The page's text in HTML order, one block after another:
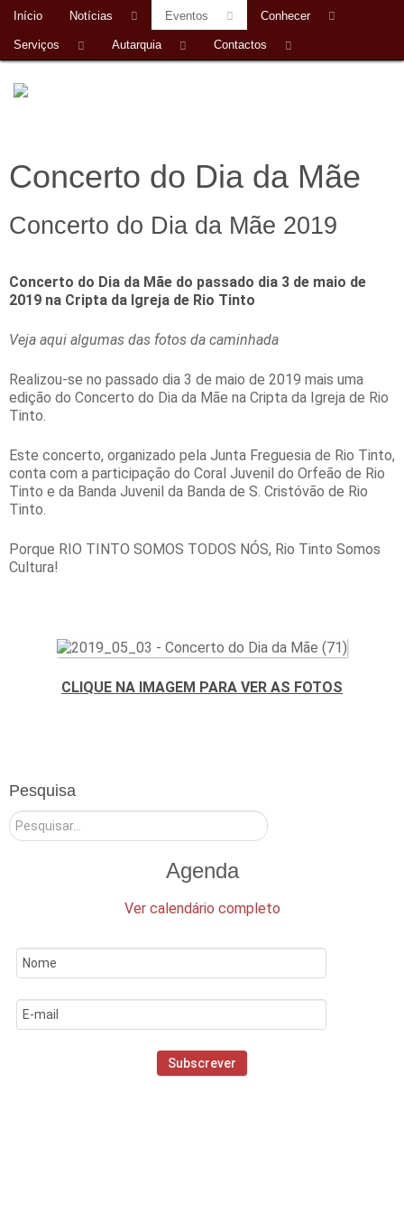
Início Notícias Eventos Conhecer
Serviços Autarquia Contactos
Pesquisa
Pesquisar
Agenda
Ver calendário completo
Concerto do Dia da Mãe
Concerto do Dia da Mãe 2019
Concerto do Dia da Mãe do passado dia 3 de maio de
2019 na Cripta da Igreja de Rio Tinto
Veja aqui algumas das fotos da caminhada
Realizou-se no passado dia 3 de maio de 2019 mais uma
edição do Concerto do Dia da Mãe na Cripta da Igreja de Rio
Tinto.
Este concerto, organizado pela Junta Freguesia de Rio Tinto,
conta com a participação do Coral Juvenil do Orfeão de Rio
Tinto e da Banda Juvenil da Banda de S. Cristóvão de Rio
Tinto.
Porque RIO TINTO SOMOS TODOS NÓS, Rio Tinto Somos
Cultura!
CLIQUE NA IMAGEM PARA VER AS FOTOS